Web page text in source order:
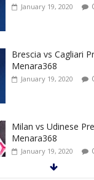
January 19, 2020
Brescia vs Cagliari
Menara368
January 19, 2020
Milan vs Udinese
Menara368
January 19, 2020